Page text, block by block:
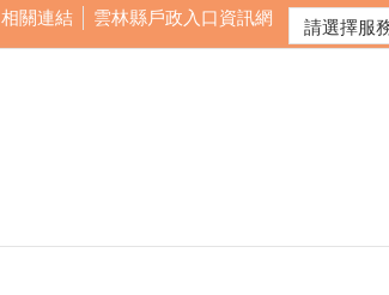
相關連結 雲林縣戶政入口資訊網